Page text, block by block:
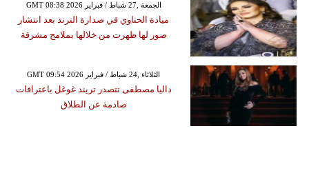
GMT 08:38 2026 الجمعة ,27 شباط / فبراير
ميادة الحناوي في صدارة الترند بعد انتشار
صور لها ظهرت من خلالها بملامح مشرقة
GMT 09:54 2026 الثلاثاء ,24 شباط / فبراير
داليا مصطفى تتصدر تريند غوغل باعترافات
صادمة عن الطلاق